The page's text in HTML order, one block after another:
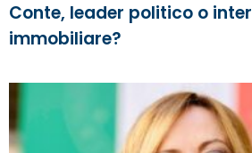
Conte, leader politico o
immobiliare?